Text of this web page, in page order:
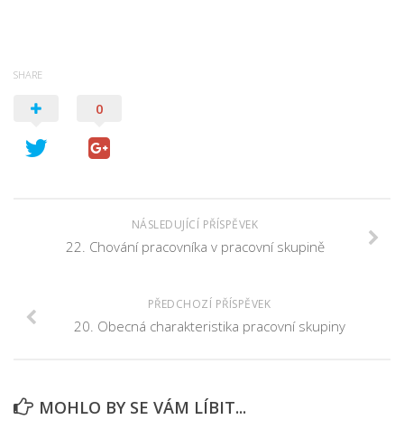
SHARE
0
NÁSLEDUJÍCÍ PŘÍSPĚVEK
22. Chování pracovníka v pracovní skupině
PŘEDCHOZÍ PŘÍSPĚVEK
20. Obecná charakteristika pracovní skupiny
MOHLO BY SE VÁM LÍBIT...